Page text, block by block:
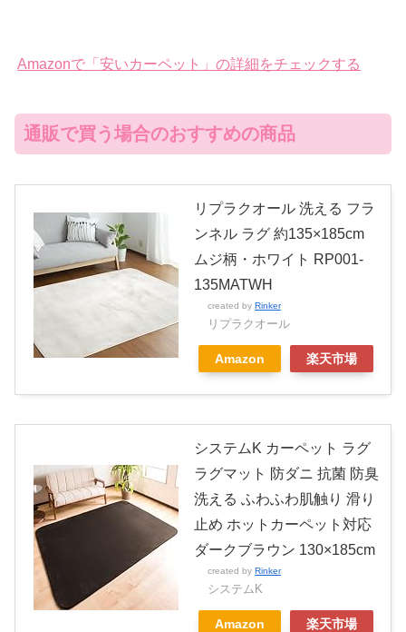
Amazonで「安いカーペット」の詳細をチェックする
通販で買う場合のおすすめの商品
リプラクオール 洗える フラ
ンネル ラグ 約135×185cm
ムジ柄・ホワイト RP001-
135MATWH
created by Rinker
リプラクオール
Amazon 楽天市場
システムK カーペット ラグ
ラグマット 防ダニ 抗菌 防臭
洗える ふわふわ肌触り 滑り
止め ホットカーペット対応
ダークブラウン 130×185cm
created by Rinker
システムK
Amazon 楽天市場